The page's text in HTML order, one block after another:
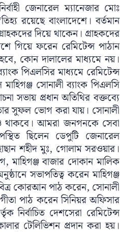
জেনারেল ম্যানেজার মোঃ
রয়েছে বাংলাদেশে। বর্তমান
দিয়ে থাকেন। গ্রাহকদের
গিয়ে ফরেন রেমিটেন্স পাঠান
কোন দালালের মাধ্যমে নয়।
পিএলসির মাধ্যমে রেমিটেন্স
সোনালী ব্যাংক পিএলসি
সভায় প্রধান অতিথির বক্তব্যে
সুফল ভোগ করা যায়। সোনালী
থাকবে। আমরা জনগনকে সেবা
ছিলেন ডেপুটি জেনারেল
শহীদ মুঃ, গোলাম সরওয়ার।
মাহিগঞ্জ বাজার দোকান মালিক
সভাপতিত্ব করেন মাহিগঞ্জ
কোরআন পাঠ করেন, সোনালী
পাঠ করেন সিনিয়র অফিসার
নির্বাচিত দেশসেরা রেমিটেন্স
টেলিভিশন প্রদান করা হয়।